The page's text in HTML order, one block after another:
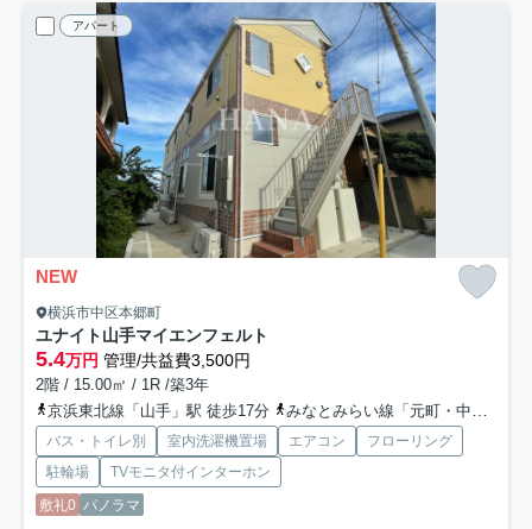
アパート
NEW
横浜市中区本郷町
ユナイト山手マイエンフェルト
5.4万円 管理/共益費3,500円
2階 / 15.00㎡ / 1R /築3年
京浜東北線「山手」駅 徒歩17分
みなとみらい線「元町・中華街」駅 徒歩20分
バス・トイレ別 室内洗濯機置場 エアコン
フローリング
駐輪場
TVモニタ付インターホン
敷礼0 パノラマ